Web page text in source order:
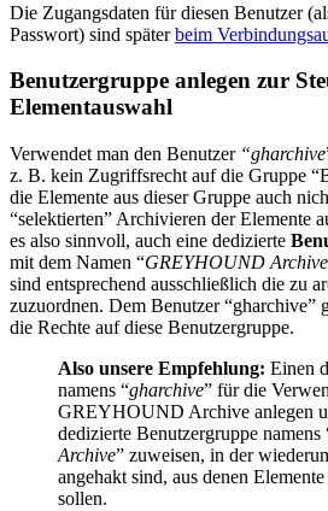
Die Zugangsdaten für diesen Benutzer
Passwort) sind späterbeim
Benutzergruppe anlegen zur
Elementauswahl
Verwendet man den Benutzer “gharchive
z. B. kein Zugriffsrecht auf die Gruppe
die Elemente aus dieser Gruppe auch
“selektierten” Archivieren der Elemente
es also sinnvoll, auch eine dedizierte
mit dem Namen “GREYHOUND Archive
sind entsprechend ausschließlich die zu
zuzuordnen. Dem Benutzer “gharchive”
die Rechte auf diese Benutzergruppe.
Also unsere Empfehlung: Einen
namens “gharchive” für die
GREYHOUND Archive anlegen
dedizierte Benutzergruppe namens
Archive” zuweisen, in der
angehakt sind, aus denen
sollen.